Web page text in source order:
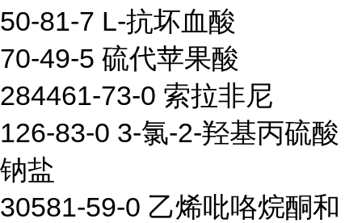
50-81-7 L-抗坏血酸
70-49-5 硫代苹果酸
284461-73-0 索拉非尼
126-83-0 3-氯-2-羟基丙硫酸
钠盐
30581-59-0 乙烯吡咯烷酮和